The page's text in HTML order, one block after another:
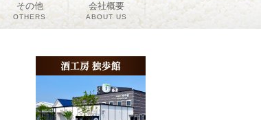
その他
OTHERS
会社概要
ABOUT US